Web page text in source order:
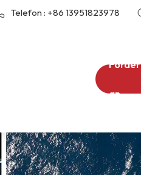
Telefon : +86 13951823978
an